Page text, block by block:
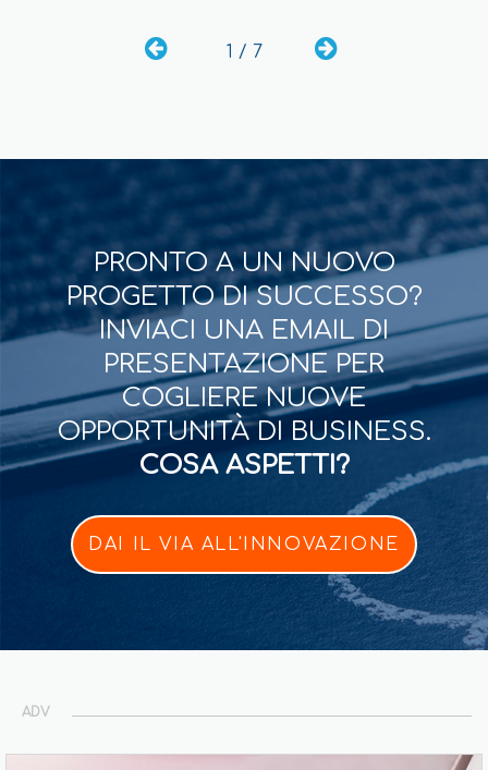
1 / 7
PRONTO A UN NUOVO
PROGETTO DI SUCCESSO?
INVIACI UNA EMAIL DI
PRESENTAZIONE PER
COGLIERE NUOVE
OPPORTUNITÀ DI BUSINESS.
COSA ASPETTI?
DAI IL VIA ALL'INNOVAZIONE
ADV